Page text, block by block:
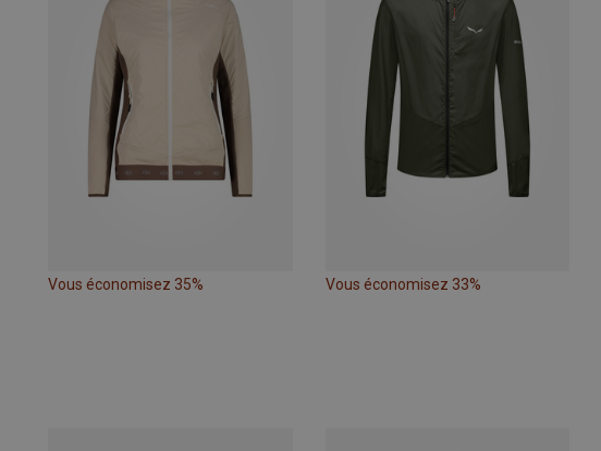
Vous économisez 35% Vous économisez 33%